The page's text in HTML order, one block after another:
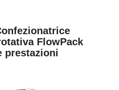
FlowPack
prestazioni